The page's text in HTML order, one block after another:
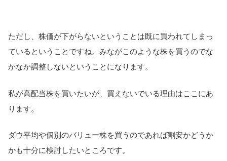
ただし、株価が下がらないということは既に買われてしまっ
ているということですね。みながこのような株を買うのでな
かなか調整しないということになります。
私が高配当株を買いたいが、買えないでいる理由はここにあ
ります。
ダウ平均や個別のバリュー株を買うのであれば割安かどうか
かも十分に検討したいところです。